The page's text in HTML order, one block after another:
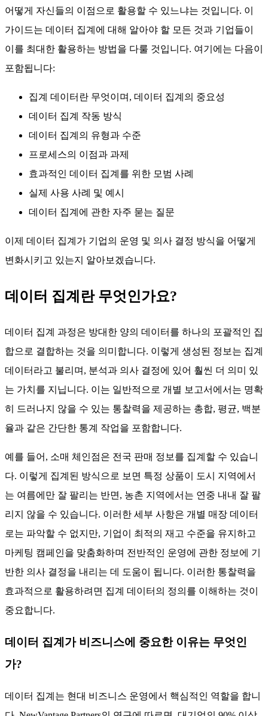
어떻게 자신들의 이점으로 활용할 수 있느냐는 것입니다. 이
가이드는 데이터 집계에 대해 알아야 할 모든 것과 기업들이
이를 최대한 활용하는 방법을 다룰 것입니다. 여기에는 다음이
포함됩니다:
집계 데이터란 무엇이며, 데이터 집계의 중요성
데이터 집계 작동 방식
데이터 집계의 유형과 수준
프로세스의 이점과 과제
효과적인 데이터 집계를 위한 모범 사례
실제 사용 사례 및 예시
데이터 집계에 관한 자주 묻는 질문
이제 데이터 집계가 기업의 운영 및 의사 결정 방식을 어떻게
변화시키고 있는지 알아보겠습니다.
데이터 집계란 무엇인가요?
데이터 집계 과정은 방대한 양의 데이터를 하나의 포괄적인 집
합으로 결합하는 것을 의미합니다. 이렇게 생성된 정보는 집계
데이터라고 불리며, 분석과 의사 결정에 있어 훨씬 더 의미 있
는 가치를 지닙니다. 이는 일반적으로 개별 보고서에서는 명확
히 드러나지 않을 수 있는 통찰력을 제공하는 총합, 평균, 백분
율과 같은 간단한 통계 작업을 포함합니다.
예를 들어, 소매 체인점은 전국 판매 정보를 집계할 수 있습니
다. 이렇게 집계된 방식으로 보면 특정 상품이 도시 지역에서
는 여름에만 잘 팔리는 반면, 농촌 지역에서는 연중 내내 잘 팔
리지 않을 수 있습니다. 이러한 세부 사항은 개별 매장 데이터
로는 파악할 수 없지만, 기업이 최적의 재고 수준을 유지하고
마케팅 캠페인을 맞춤화하며 전반적인 운영에 관한 정보에 기
반한 의사 결정을 내리는 데 도움이 됩니다. 이러한 통찰력을
효과적으로 활용하려면 집계 데이터의 정의를 이해하는 것이
중요합니다.
데이터 집계가 비즈니스에 중요한 이유는 무엇인
가?
데이터 집계는 현대 비즈니스 운영에서 핵심적인 역할을 합니